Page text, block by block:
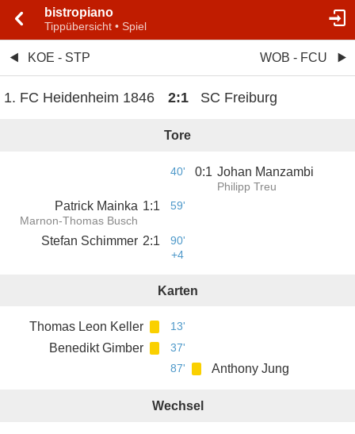
bistropiano
Tippübersicht • Spiel
KOE - STP WOB - FCU
1. FC Heidenheim 1846 2:1 SC Freiburg
Tore
40' 0:1 Johan Manzambi
Philipp Treu
Patrick Mainka
Marnon-Thomas Busch
1:1 59'
Stefan Schimmer 2:1
90'
+4
Karten
Thomas Leon Keller 13'
Benedikt Gimber
37'
87'
Anthony Jung
Wechsel